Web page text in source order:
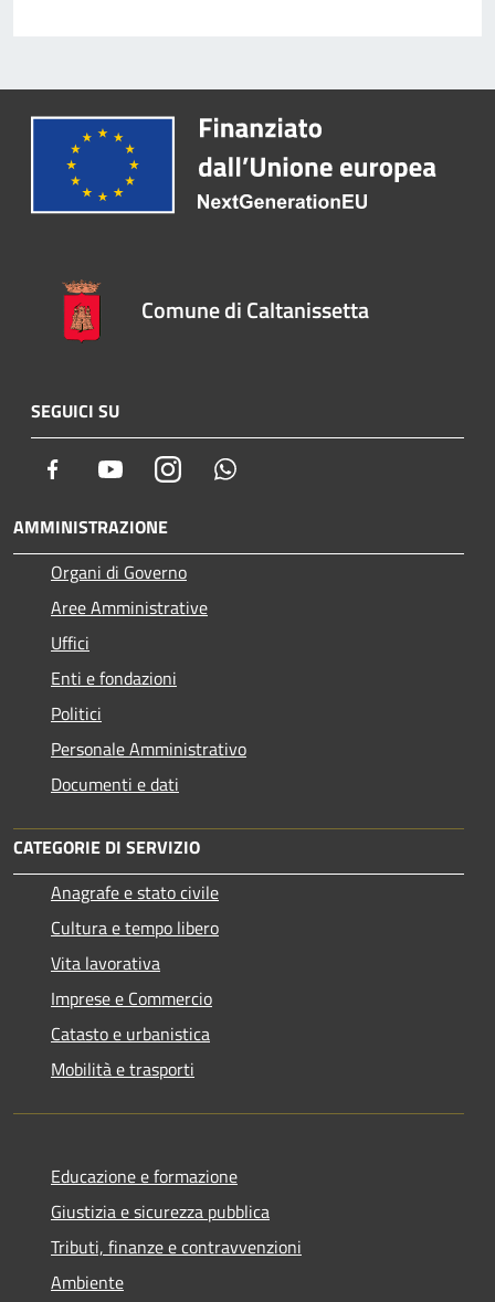
Comune di Caltanissetta
SEGUICI SU
Facebook YoutubeInstagram
AMMINISTRAZIONE
Organi di Governo
Aree Amministrative
Uffici
Enti e fondazioni
Politici
Personale Amministrativo
Documenti e dati
CATEGORIE DI SERVIZIO
Anagrafe e stato civile
Cultura e tempo libero
Vita lavorativa
Imprese e Commercio
Catasto e urbanistica
Mobilità e trasporti
Educazione e formazione
Giustizia e sicurezza pubblica
Tributi, finanze e contravvenzioni
Ambiente